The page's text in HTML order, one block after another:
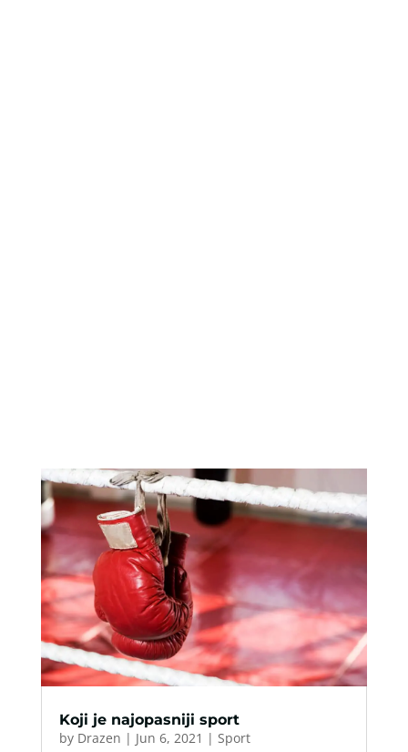
Koji je najopasniji sport
by Drazen | Jun 6, 2021 | Sport